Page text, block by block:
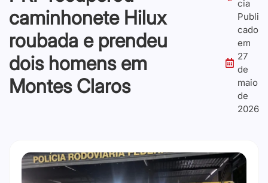
cia
Publi
cado
em
27
de
maio
de
2026
caminhonete Hilux
roubada e prendeu
dois homens em
Montes Claros